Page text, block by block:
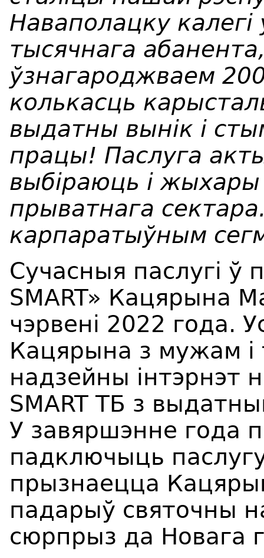
Наваполацку
тысячнага
ўзнагароджваем
колькасць
выдатны вынік і
працы! Паслуга
выбіраюць і
прыватнага
карпаратыўным
Сучасныя паслугі ў
SMART» Кацярына
чэрвені 2022 года.
Кацярына з мужам і
надзейны інтэрнэт
SMART ТБ з
У завяршэнне года
падключыць
прызнаецца
падарыў святочны
сюрпрыз да Новага